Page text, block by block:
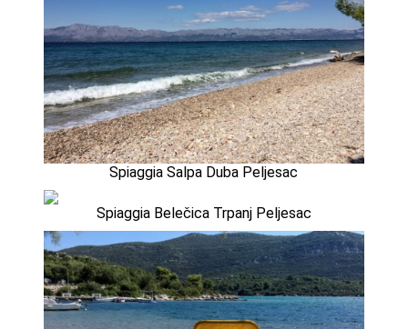
Spiaggia Salpa Duba Peljesac
Spiaggia Belečica Trpanj Peljesac